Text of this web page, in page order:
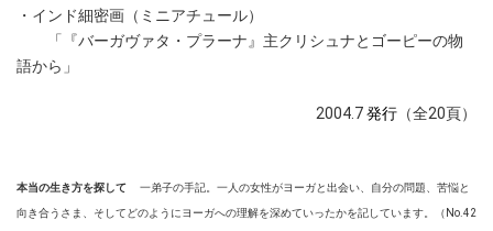
・インド細密画（ミニアチュール）
「『バーガヴァタ・プラーナ』主クリシュナとゴーピーの物
語から」
2004.7発行 （全20頁）
本当の生き方を探して 一弟子の手記。一人の女性がヨーガと出会い、自分の問題、苦悩と
向き合うさま、そしてどのようにヨーガへの理解を深めていったかを記しています。（No.42